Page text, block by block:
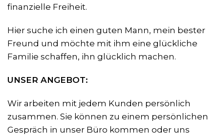
finanzielle Freiheit.
Hier suche ich einen guten Mann, mein bester
Freund und möchte mit ihm eine glückliche
Familie schaffen, ihn glücklich machen.
UNSER ANGEBOT:
Wir arbeiten mit jedem Kunden persönlich
zusammen. Sie können zu einem persönlichen
Gespräch in unser Büro kommen oder uns